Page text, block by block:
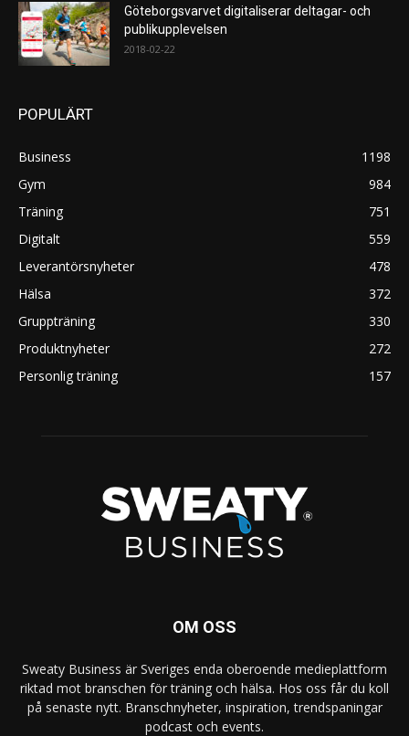
Göteborgsvarvet digitaliserar deltagar- och
publikupplevelsen
2018-02-22
POPULÄRT
Business
1198
Gym
984
Träning
751
Digitalt
559
Leverantörsnyheter
478
Hälsa
372
Gruppträning
330
Produktnyheter
272
Personlig träning
157
OM OSS
Sweaty Business är Sveriges enda oberoende medieplattform
riktad mot branschen för träning och hälsa. Hos oss får du koll
på senaste nytt. Branschnyheter, inspiration, trendspaningar
podcast och events.